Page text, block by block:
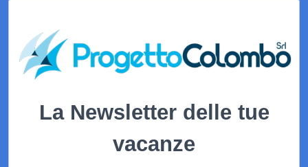
La Newsletter delle tue
vacanze